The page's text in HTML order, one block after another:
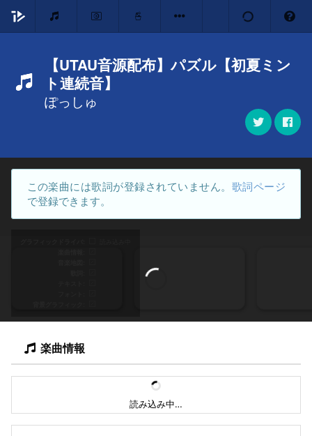
【UTAU音源配布】パズル【初夏ミン
ト連続音】
ぽっしゅ
この楽曲には歌詞が登録されていません。 歌詞ページ
で登録できます。
楽曲情報
読み込み中…